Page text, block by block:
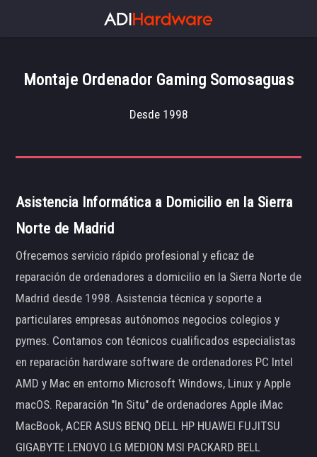
Montaje Ordenador Gaming Somosaguas
Desde 1998
Asistencia Informática a Domicilio en la Sierra
Norte de Madrid
Ofrecemos servicio rápido profesional y eficaz de
reparación de ordenadores a domicilio en la Sierra Norte de
Madrid desde 1998. Asistencia técnica y soporte a
particulares empresas autónomos negocios colegios y
pymes. Contamos con técnicos cualificados especialistas
en reparación hardware software de ordenadores PC Intel
AMD y Mac en entorno Microsoft Windows, Linux y Apple
macOS. Reparación "In Situ" de ordenadores Apple iMac
MacBook, ACER ASUS BENQ DELL HP HUAWEI FUJITSU
GIGABYTE LENOVO LG MEDION MSI PACKARD BELL